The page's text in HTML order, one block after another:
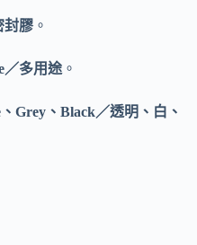
封膠 。
／多用途 。
Grey、Black／透明、白、